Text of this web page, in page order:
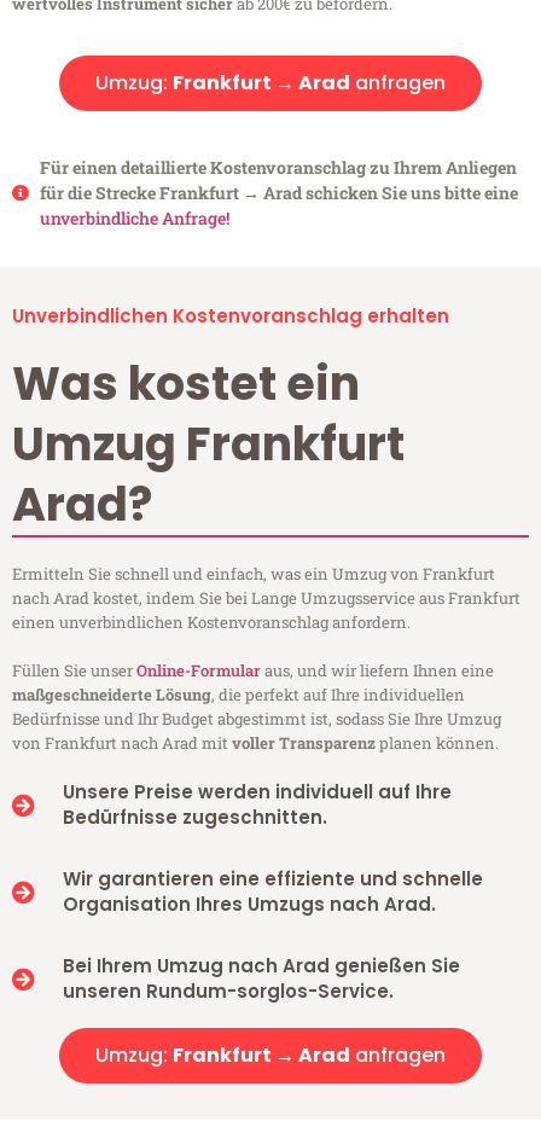
Umzug: Frankfurt → Arad anfragen
Für einen detaillierte Kostenvoranschlag zu Ihrem Anliegen
für die Strecke Frankfurt → Arad schicken Sie uns bitte eine
unverbindliche Anfrage!
Unverbindlichen Kostenvoranschlag erhalten
Was kostet ein
Umzug Frankfurt
Arad?
Ermitteln Sie schnell und einfach, was ein Umzug von Frankfurt
nach Arad kostet, indem Sie bei Lange Umzugsservice aus Frankfurt
einen unverbindlichen Kostenvoranschlag anfordern.
Füllen Sie unserOnline-Formularaus, und wir liefern Ihnen eine
maßgeschneiderte Lösung, die perfekt auf Ihre individuellen
Bedürfnisse und Ihr Budget abgestimmt ist, sodass Sie Ihre Umzug
von Frankfurt nach Arad mitvoller Transparenzplanen können.
Unsere Preise werden individuell auf Ihre
Bedürfnisse zugeschnitten.
Wir garantieren eine effiziente und schnelle
Organisation Ihres Umzugs nach Arad.
Bei Ihrem Umzug nach Arad genießen Sie
unseren Rundum-sorglos-Service.
Umzug: Frankfurt → Arad anfragen